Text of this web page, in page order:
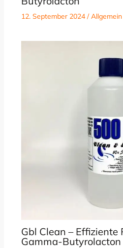
12. September 2024 /Allgemein
Gbl Clean –
Gamma-Butyrolacton